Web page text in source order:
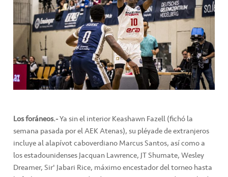
Los foráneos.-Ya sin el interior Keashawn Fazell (fichó la
semana pasada por el AEK Atenas), su pléyade de extranjeros
incluye al alapívot caboverdiano Marcus Santos, así como a
los estadounidenses Jacquan Lawrence, JT Shumate, Wesley
Dreamer, Sir' Jabari Rice, máximo encestador del torneo hasta